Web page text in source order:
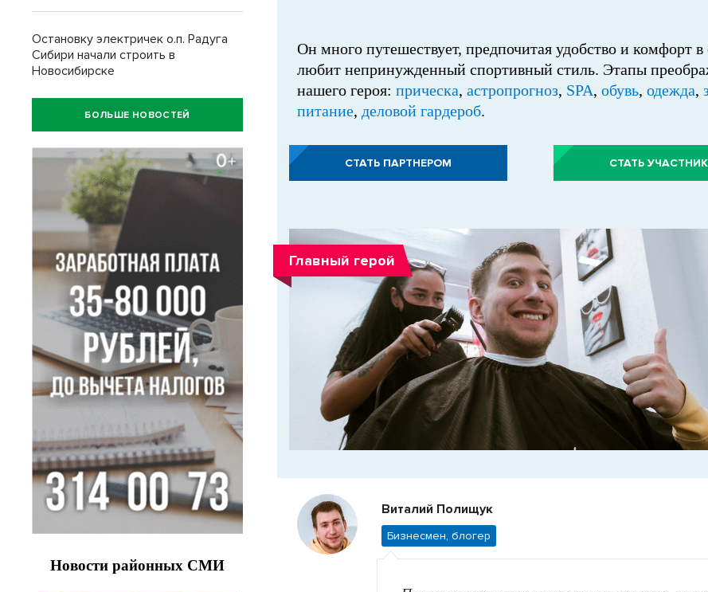
Он много путешествует, предпочитая удобство и комфорт в
любит непринужденный спортивный стиль. Этапы
нашего героя:прическа,астропрогноз, SPA,обувь,одежда,
питание, деловой гардероб.
СТАТЬ ПАРТНЕРОМ СТАТЬ
Главный герой
Виталий Полищук
Бизнесмен, блогер
Остановку электричек о.п. Радуга
Сибири начали строить в
Новосибирске
БОЛЬШЕ НОВОСТЕЙ